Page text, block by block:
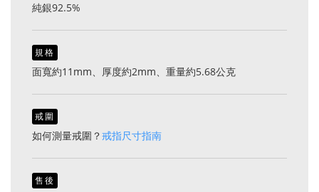
純銀92.5%
規格
面寬約11mm、厚度約2mm、重量約5.68公克
戒圍
如何測量戒圍？戒指尺寸指南
售後